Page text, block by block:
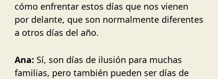
cómo enfrentar estos días que nos vienen
por delante, que son normalmente diferentes
a otros días del año.
Ana: Sí, son días de ilusión para muchas
familias, pero también pueden ser días de